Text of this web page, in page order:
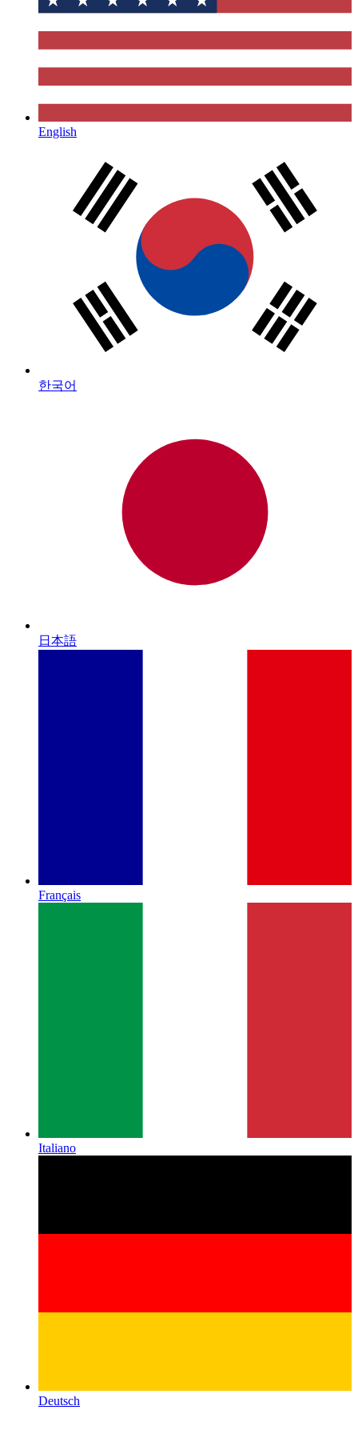
English
한국어
日本語
Français
Italiano
Deutsch